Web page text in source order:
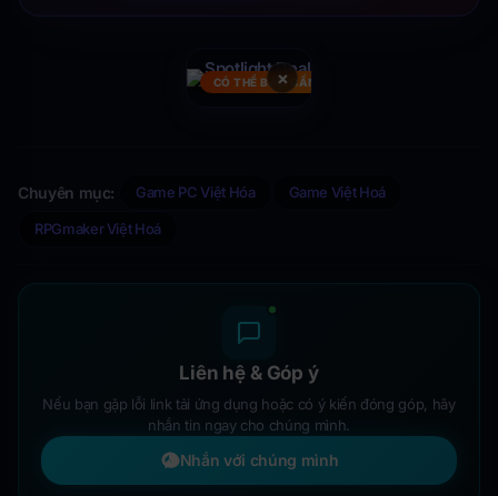
×
CÓ THỂ BẠN CẦN
Chuyên mục: Game PC Việt Hóa Game Việt Hoá
RPGmaker Việt Hoá
Liên hệ & Góp ý
Nếu bạn gặp lỗi link tải ứng dụng hoặc có ý kiến đóng góp, hãy
nhắn tin ngay cho chúng mình.
Nhắn với chúng mình